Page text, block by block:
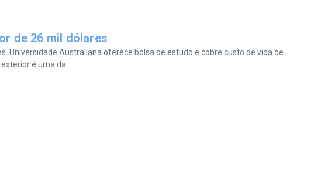
de 26 mil dólares
Universidade Australiana oferece bolsa de estudo e cobre custo de vida de
é uma da...